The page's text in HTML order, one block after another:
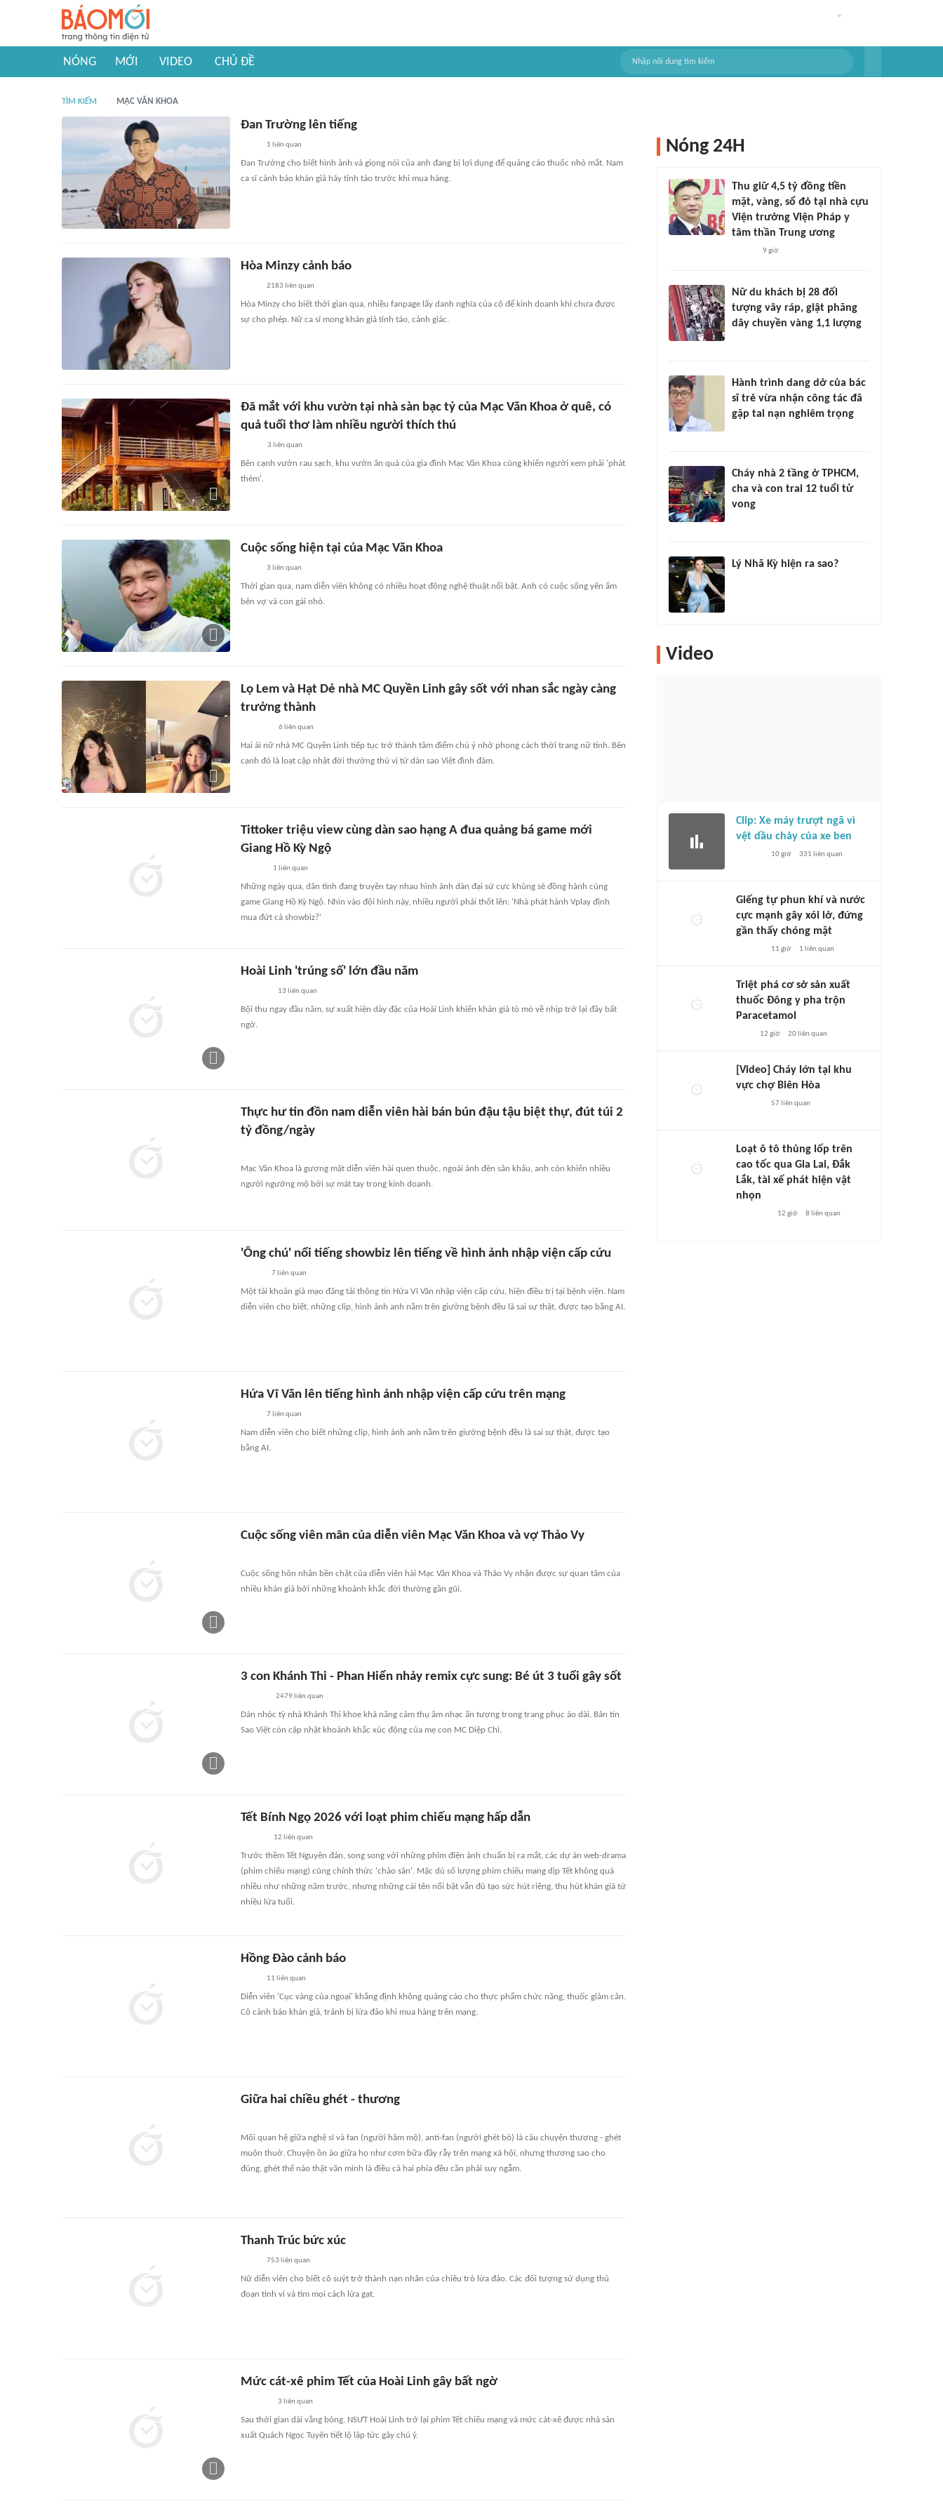
NÓNG MỚI VIDEO CHỦ ĐỀ
TÌM KIẾM MẠC VĂN KHOA
Đan Trường lên tiếng
1 liên quan
Đan Trường cho biết hình ảnh và giọng nói của anh đang bị lợi dụng để quảng cáo thuốc nhỏ mắt. Nam
ca sĩ cảnh báo khán giả hãy tỉnh táo trước khi mua hàng.
Hòa Minzy cảnh báo
2183 liên quan
Hòa Minzy cho biết thời gian qua, nhiều fanpage lấy danh nghĩa của cô để kinh doanh khi chưa được
sự cho phép. Nữ ca sĩ mong khán giả tỉnh táo, cảnh giác.
Đã mắt với khu vườn tại nhà sàn bạc tỷ của Mạc Văn Khoa ở quê, có
quả tuổi thơ làm nhiều người thích thú
3 liên quan
Bên cạnh vườn rau sạch, khu vườn ăn quả của gia đình Mạc Văn Khoa cũng khiến người xem phải 'phát
thèm'.
Cuộc sống hiện tại của Mạc Văn Khoa
3 liên quan
Thời gian qua, nam diễn viên không có nhiều hoạt động nghệ thuật nổi bật. Anh có cuộc sống yên ấm
bên vợ và con gái nhỏ.
Lọ Lem và Hạt Dẻ nhà MC Quyền Linh gây sốt với nhan sắc ngày càng
trưởng thành
6 liên quan
Hai ái nữ nhà MC Quyền Linh tiếp tục trở thành tâm điểm chú ý nhờ phong cách thời trang nữ tính. Bên
cạnh đó là loạt cập nhật đời thường thú vị từ dàn sao Việt đình đám.
Tittoker triệu view cùng dàn sao hạng A đua quảng bá game mới
Giang Hồ Kỳ Ngộ
1 liên quan
Những ngày qua, dân tình đang truyền tay nhau hình ảnh dàn đại sứ cực khủng sẽ đồng hành cùng
game Giang Hồ Kỳ Ngộ. Nhìn vào đội hình này, nhiều người phải thốt lên: 'Nhà phát hành Vplay định
mua đứt cả showbiz?'
Hoài Linh 'trúng số' lớn đầu năm
13 liên quan
Bội thu ngay đầu năm, sự xuất hiện dày đặc của Hoài Linh khiến khán giả tò mò về nhịp trở lại đầy bất
ngờ.
Thực hư tin đồn nam diễn viên hài bán bún đậu tậu biệt thự, đút túi 2
tỷ đồng/ngày
Mạc Văn Khoa là gương mặt diễn viên hài quen thuộc, ngoài ánh đèn sân khấu, anh còn khiến nhiều
người ngưỡng mộ bởi sự mát tay trong kinh doanh.
'Ông chú' nổi tiếng showbiz lên tiếng về hình ảnh nhập viện cấp cứu
7 liên quan
Một tài khoản giả mạo đăng tải thông tin Hứa Vĩ Văn nhập viện cấp cứu, hiện điều trị tại bệnh viện. Nam
diễn viên cho biết, những clip, hình ảnh anh nằm trên giường bệnh đều là sai sự thật, được tạo bằng AI.
Hứa Vĩ Văn lên tiếng hình ảnh nhập viện cấp cứu trên mạng
7liên quan
Nam diễn viên cho biết những clip, hình ảnh anh nằm trên giường bệnh đều là sai sự thật, được tạo
bằng AI.
Cuộc sống viên mãn của diễn viên Mạc Văn Khoa và vợ Thảo Vy
Cuộc sống hôn nhân bền chặt của diễn viên hài Mạc Văn Khoa và Thảo Vy nhận được sự quan tâm của
nhiều khán giả bởi những khoảnh khắc đời thường gần gũi.
3 con Khánh Thi - Phan Hiển nhảy remix cực sung: Bé út 3 tuổi gây sốt
2479 liên quan
Dàn nhóc tỳ nhà Khánh Thi khoe khả năng cảm thụ âm nhạc ấn tượng trong trang phục áo dài. Bản tin
Sao Việt còn cập nhật khoảnh khắc xúc động của mẹ con MC Diệp Chi.
Tết Bính Ngọ 2026 với loạt phim chiếu mạng hấp dẫn
12 liên quan
Trước thềm Tết Nguyên đán, song song với những phim điện ảnh chuẩn bị ra mắt, các dự án web-drama
(phim chiếu mạng) cũng chính thức 'chào sân'. Mặc dù số lượng phim chiếu mạng dịp Tết không quá
nhiều như những năm trước, nhưng những cái tên nổi bật vẫn đủ tạo sức hút riêng, thu hút khán giả từ
nhiều lứa tuổi.
Hồng Đào cảnh báo
11 liên quan
Diễn viên 'Cục vàng của ngoại' khẳng định không quảng cáo cho thực phẩm chức năng, thuốc giảm cân.
Cô cảnh báo khán giả, tránh bị lừa đảo khi mua hàng trên mạng.
Giữa hai chiều ghét - thương
Mối quan hệ giữa nghệ sĩ và fan (người hâm mộ), anti-fan (người ghét bỏ) là câu chuyện thương - ghét
muôn thuở. Chuyện ồn ào giữa họ như cơm bữa đầy rẫy trên mạng xã hội, nhưng thương sao cho
đúng, ghét thế nào thật văn minh là điều cả hai phía đều cần phải suy ngẫm.
Thanh Trúc bức xúc
753 liên quan
Nữ diễn viên cho biết cô suýt trở thành nạn nhân của chiêu trò lừa đảo. Các đối tượng sử dụng thủ
đoạn tinh vi và tìm mọi cách lừa gạt.
Mức cát-xê phim Tết của Hoài Linh gây bất ngờ
3 liên quan
Sau thời gian dài vắng bóng, NSƯT Hoài Linh trở lại phim Tết chiếu mạng và mức cát-xê được nhà sản
xuất Quách Ngọc Tuyên tiết lộ lập tức gây chú ý.
Nóng 24H
Thu giữ 4,5 tỷ đồng tiền
mặt, vàng, sổ đỏ tại nhà cựu
Viện trưởng Viện Pháp y
tâm thần Trung ương
9 giờ
Nữ du khách bị 28 đối
tượng vây ráp, giật phăng
dây chuyền vàng 1,1 lượng
Hành trình dang dở của bác
sĩ trẻ vừa nhận công tác đã
gặp tai nạn nghiêm trọng
Cháy nhà 2 tầng ở TPHCM,
cha và con trai 12 tuổi tử
vong
Lý Nhã Kỳ hiện ra sao?
Video
Clip: Xe máy trượt ngã vì
vệt dầu chảy của xe ben
10 giờ 331 liên quan
Giếng tự phun khí và nước
cực mạnh gây xói lở, đứng
gần thấy chóng mặt
11 giờ 1 liên quan
Triệt phá cơ sở sản xuất
thuốc Đông y pha trộn
Paracetamol
12 giờ 20liên quan
[Video] Cháy lớn tại khu
vực chợ Biên Hòa
57liên quan
Loạt ô tô thủng lốp trên
cao tốc qua Gia Lai, Đắk
Lắk, tài xế phát hiện vật
nhọn
12 giờ 8 liên quan